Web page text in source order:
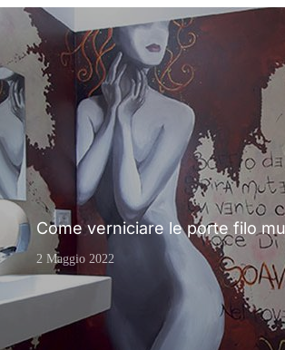
Come verniciare le porte filo
2 Maggio 2022